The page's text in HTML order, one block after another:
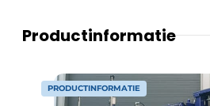
Productinformatie
PRODUCTINFORMATIE